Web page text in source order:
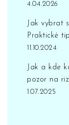
4.04.2026
Jak vybrat
Praktické
11.10.2024
Jak a kde
pozor na
1.07.2025